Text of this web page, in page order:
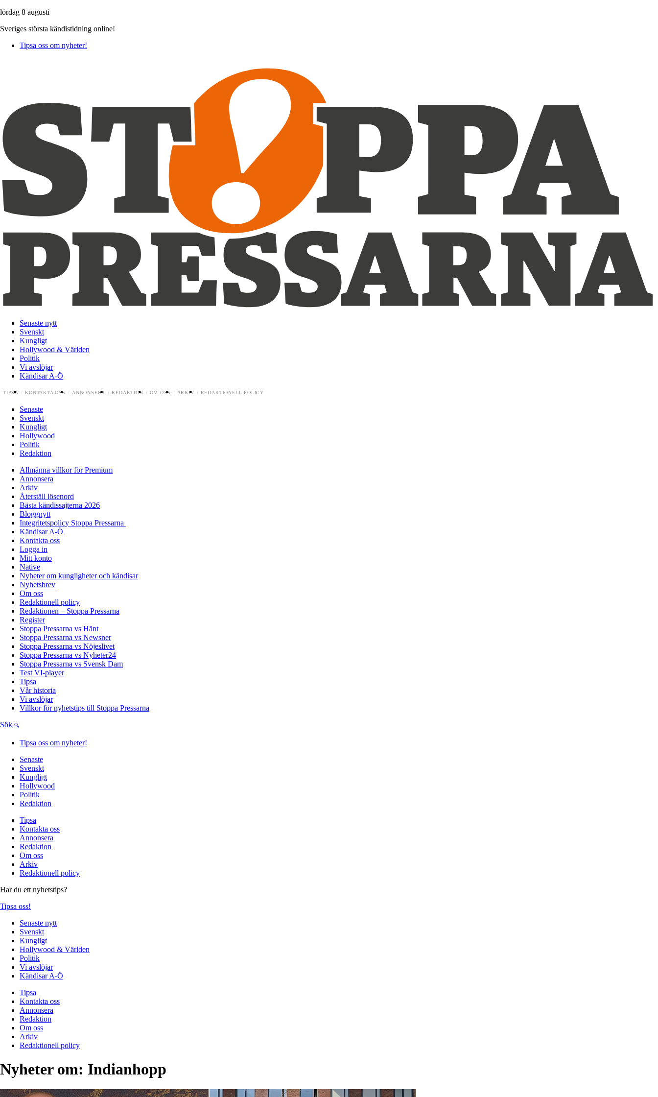
lördag 8 augusti
Sveriges största kändistidning online!
Tipsa oss om nyheter!
Senaste nytt
Svenskt
Kungligt
Hollywood & Världen
Politik
Vi avslöjar
Kändisar A-Ö
TIPSA KONTAKTA OSS ANNONSERA REDAKTION OM OSS ARKIV REDAKTIONELL POLICY
Senaste
Svenskt
Kungligt
Hollywood
Politik
Redaktion
Allmänna villkor för Premium
Annonsera
Arkiv
Återställ lösenord
Bästa kändissajterna 2026
Bloggnytt
Integritetspolicy Stoppa Pressarna
Kändisar A-Ö
Kontakta oss
Logga in
Mitt konto
Native
Nyheter om kungligheter och kändisar
Nyhetsbrev
Om oss
Redaktionell policy
Redaktionen – Stoppa Pressarna
Register
Stoppa Pressarna vs Hänt
Stoppa Pressarna vs Newsner
Stoppa Pressarna vs Nöjeslivet
Stoppa Pressarna vs Nyheter24
Stoppa Pressarna vs Svensk Dam
Test VI-player
Tipsa
Vår historia
Vi avslöjar
Villkor för nyhetstips till Stoppa Pressarna
Sök
Tipsa oss om nyheter!
Senaste
Svenskt
Kungligt
Hollywood
Politik
Redaktion
Tipsa
Kontakta oss
Annonsera
Redaktion
Om oss
Arkiv
Redaktionell policy
Har du ett nyhetstips?
Tipsa oss!
Senaste nytt
Svenskt
Kungligt
Hollywood & Världen
Politik
Vi avslöjar
Kändisar A-Ö
Tipsa
Kontakta oss
Annonsera
Redaktion
Om oss
Arkiv
Redaktionell policy
Nyheter om: Indianhopp